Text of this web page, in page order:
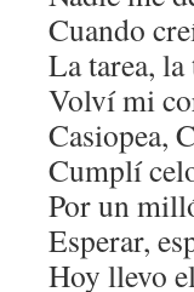
Cuando
La tarea, la
Volví mi
Casiopea,
Cumplí
Por un
Esperar,
Hoy llevo